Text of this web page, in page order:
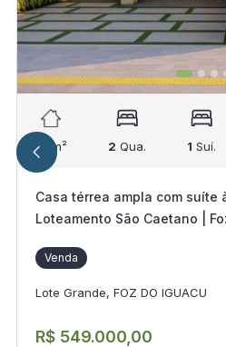
88 m² 2 Qua. 1 Suí.
Casa térrea ampla com suíte
Loteamento São Caetano |
Venda
Lote Grande, FOZ DO IGUACU
R$ 549.000,00